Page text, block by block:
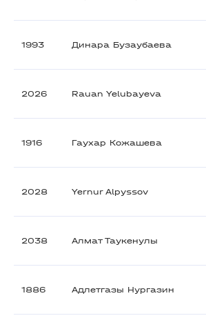
1993 Динара Бузаубаева
2026 Rauan Yelubayeva
1916 Гаухар Кожашева
2028 Yernur Alpyssov
2038 Алмат Таукенулы
1886 Адлетгазы Нургазин